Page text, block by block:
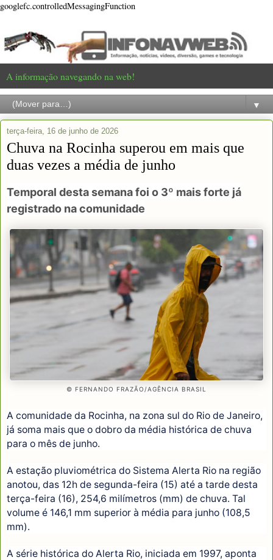
googlefc.controlledMessagingFunction
A informação navegando na web!
▼
terça-feira, 16 de junho de 2026
Chuva na Rocinha superou em mais que
duas vezes a média de junho
Temporal desta semana foi o 3º mais forte já
registrado na comunidade
© FERNANDO FRAZÃO/AGÊNCIA BRASIL
A comunidade da Rocinha, na zona sul do Rio de Janeiro,
já soma mais que o dobro da média histórica de chuva
para o mês de junho.
A estação pluviométrica do Sistema Alerta Rio na região
anotou, das 12h de segunda-feira (15) até a tarde desta
terça-feira (16), 254,6 milímetros (mm) de chuva. Tal
volume é 146,1 mm superior à média para junho (108,5
mm).
A série histórica do Alerta Rio, iniciada em 1997, aponta